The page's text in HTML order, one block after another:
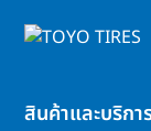
สินค้าและบริกา